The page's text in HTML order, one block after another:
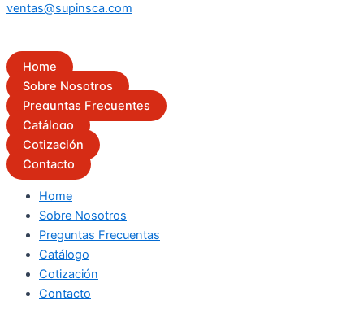
ventas@supinsca.com
Home
Sobre Nosotros
Preguntas Frecuentes
Catálogo
Cotización
Contacto
Home
Sobre Nosotros
Preguntas Frecuentas
Catálogo
Cotización
Contacto